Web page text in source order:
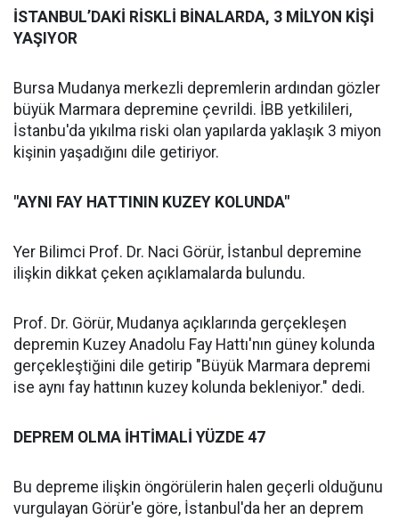
İSTANBUL’DAKİ RİSKLİ BİNALARDA, 3 MİLYON KİŞİ
YAŞIYOR
Bursa Mudanya merkezli depremlerin ardından gözler
büyük Marmara depremine çevrildi. İBB yetkilileri,
İstanbu'da yıkılma riski olan yapılarda yaklaşık 3 miyon
kişinin yaşadığını dile getiriyor.
"AYNI FAY HATTININ KUZEY KOLUNDA"
Yer Bilimci Prof. Dr. Naci Görür, İstanbul depremine
ilişkin dikkat çeken açıklamalarda bulundu.
Prof. Dr. Görür, Mudanya açıklarında gerçekleşen
depremin Kuzey Anadolu Fay Hattı'nın güney kolunda
gerçekleştiğini dile getirip "Büyük Marmara depremi
ise aynı fay hattının kuzey kolunda bekleniyor." dedi.
DEPREM OLMA İHTİMALİ YÜZDE 47
Bu depreme ilişkin öngörülerin halen geçerli olduğunu
vurgulayan Görür'e göre, İstanbul'da her an deprem